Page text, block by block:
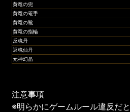
黄竜の兜
黄竜の篭手
黄竜の靴
黄竜の指輪
反魂丹
返魂仙丹
元神幻晶
注意事項
※明らかにゲームルール違反だ